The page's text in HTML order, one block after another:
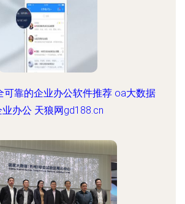
可靠的企业办公软件推荐 oa大数据
业办公 天狼网gd188.cn